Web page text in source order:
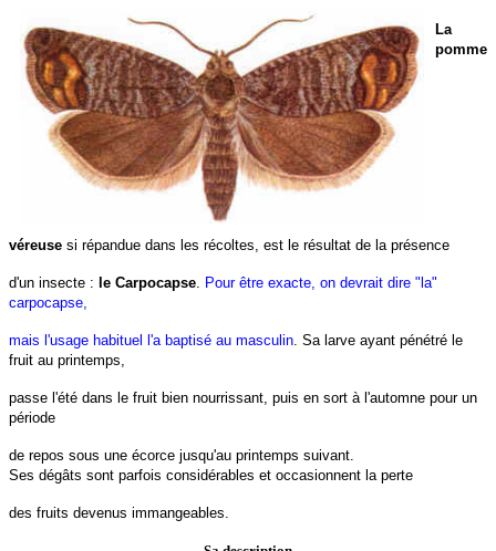
La
pomme
véreuse si répandue dans les récoltes, est le résultat de la présence
d'un insecte : le Carpocapse. Pour être exacte, on devrait dire "la"
carpocapse,
mais l'usage habituel l'a baptisé au masculin. Sa larve ayant pénétré le
fruit au printemps,
passe l'été dans le fruit bien nourrissant, puis en sort à l'automne pour un
période
de repos sous une écorce jusqu'au printemps suivant.
Ses dégâts sont parfois considérables et occasionnent la perte
des fruits devenus immangeables.